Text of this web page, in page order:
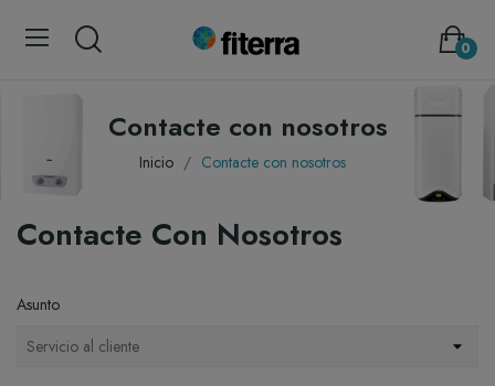
0
Contacte con nosotros
Inicio Contacte con nosotros
Contacte Con Nosotros
Asunto